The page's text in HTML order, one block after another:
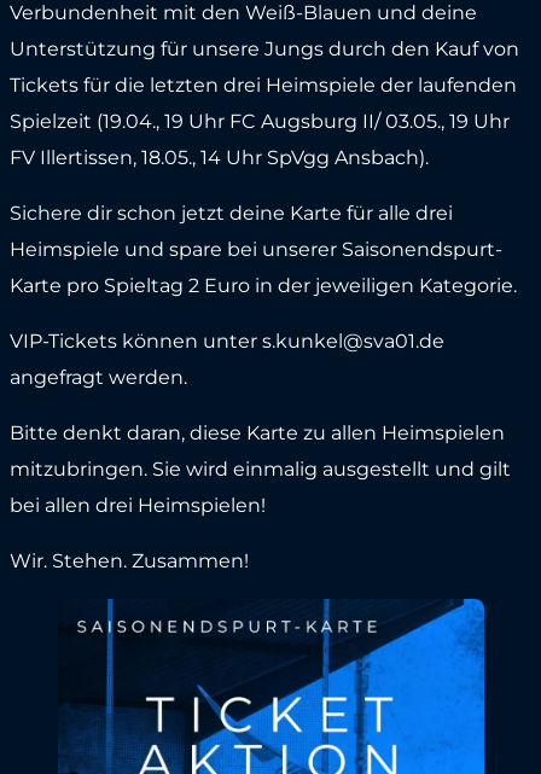
Verbundenheit mit den Weiß-Blauen und deine
Unterstützung für unsere Jungs durch den Kauf von
Tickets für die letzten drei Heimspiele der laufenden
Spielzeit (19.04., 19 Uhr FC Augsburg II/ 03.05., 19 Uhr
FV Illertissen, 18.05., 14 Uhr SpVgg Ansbach).
Sichere dir schon jetzt deine Karte für alle drei
Heimspiele und spare bei unserer Saisonendspurt-
Karte pro Spieltag 2 Euro in der jeweiligen Kategorie.
VIP-Tickets können unter s.kunkel@sva01.de
angefragt werden.
Bitte denkt daran, diese Karte zu allen Heimspielen
mitzubringen. Sie wird einmalig ausgestellt und gilt
bei allen drei Heimspielen!
Wir. Stehen. Zusammen!